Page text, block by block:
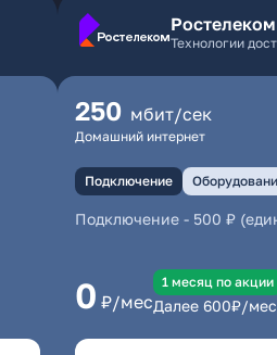
Ростелеком
Технологии
250 мбит/сек
Домашний интернет
Подключение
Подключение- 500 ₽
0 ₽/мес
1 месяц по акции
Далее 600₽/мес